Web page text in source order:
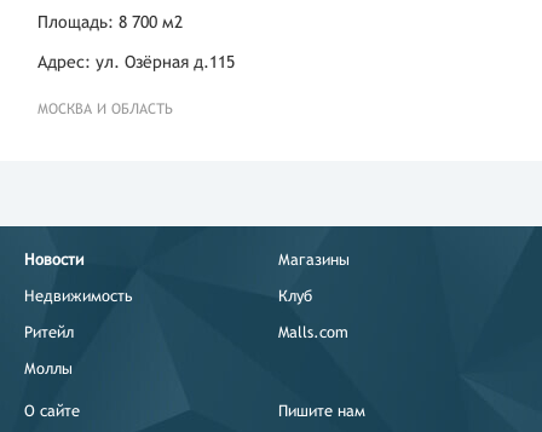
Площадь: 8 700 м2
Адрес: ул. Озёрная д.115
МОСКВА И ОБЛАСТЬ
Новости
Недвижимость
Ритейл
Моллы
Магазины
Клуб
Malls.com
О сайте Пишите нам